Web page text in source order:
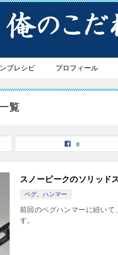
プレシピ プロフィール
覧
0
スノーピークのソリッド
ペグ、ハンマー
前回のペグハンマーに続いて
す。